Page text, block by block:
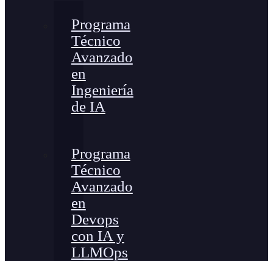
Programa
Técnico
Avanzado
en
Ingeniería
de IA
Programa
Técnico
Avanzado
en
Devops
con IA y
LLMOps